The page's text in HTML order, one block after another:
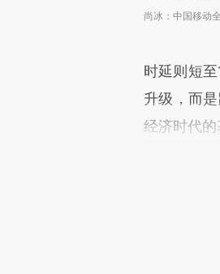
尚冰：中国移动
时延则短
升级，而
经济时代的